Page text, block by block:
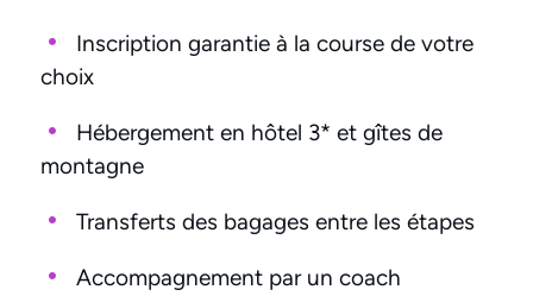
Inscription garantie à la course de votre
choix
Hébergement en hôtel 3* et gîtes de
montagne
Transferts des bagages entre les étapes
Accompagnement par un coach